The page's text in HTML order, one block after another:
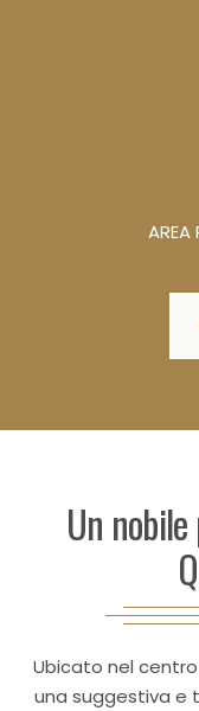
AREA
Un
Ubicato nel
una suggestiva e